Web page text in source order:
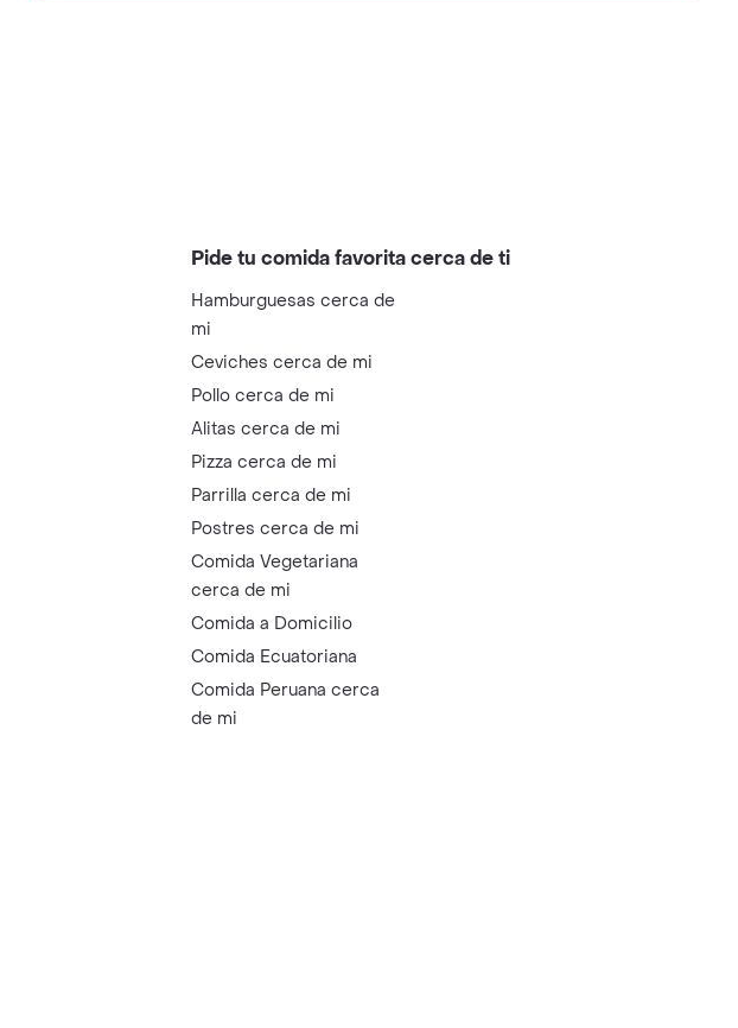
Pide tu comida favorita cerca de ti
Hamburguesas cerca de
mi
Ceviches cerca de mi
Pollo cerca de mi
Alitas cerca de mi
Pizza cerca de mi
Parrilla cerca de mi
Postres cerca de mi
Comida Vegetariana
cerca de mi
Comida a Domicilio
Comida Ecuatoriana
Comida Peruana cerca
de mi